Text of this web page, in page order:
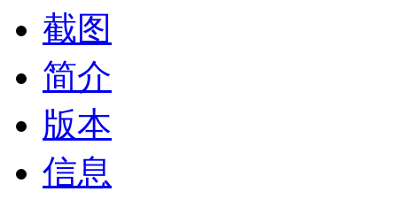
截图
简介
版本
信息